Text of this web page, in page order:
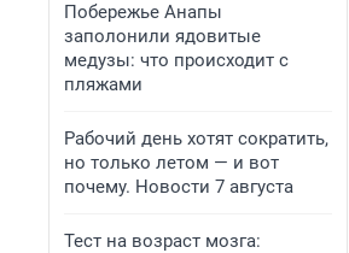
Побережье Анапы
заполонили ядовитые
медузы: что происходит с
пляжами
Рабочий день хотят сократить,
но только летом — и вот
почему. Новости 7 августа
Тест на возраст мозга: